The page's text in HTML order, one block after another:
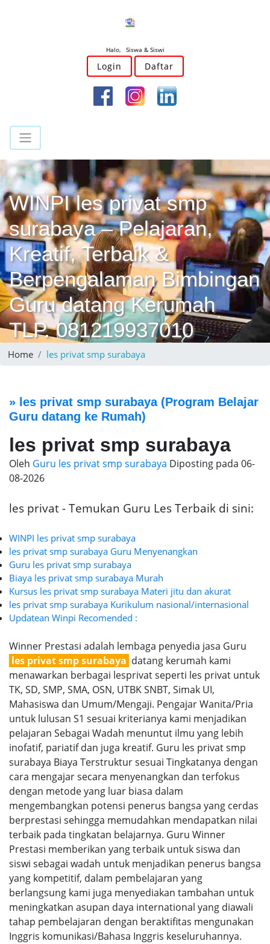
Halo, Siswa & Siswi
Login Daftar
WINPI les privat smp
surabaya – Pelajaran,
Kreatif, Terbaik &
Berpengalaman Bimbingan
Guru datang Kerumah
TLP. 081219937010
Home les privat smp surabaya
» les privat smp surabaya(Program Belajar
Guru datang ke Rumah)
les privat smp surabaya
Oleh Guru les privat smp surabaya Diposting pada 06-
08-2026
les privat - Temukan Guru Les Terbaik di sini:
WINPI les privat smp surabaya
les privat smp surabaya Guru Menyenangkan
Guru les privat smp surabaya
Biaya les privat smp surabaya Murah
Kursus les privat smp surabaya Materi jitu dan akurat
les privat smp surabaya Kurikulum nasional/internasional
Updatean Winpi Recomended :
Winner Prestasi adalah lembaga penyedia jasa Guru
les privat smp surabaya datang kerumah kami
menawarkan berbagai lesprivat seperti les privat untuk
TK, SD, SMP, SMA, OSN, UTBK SNBT, Simak UI,
Mahasiswa dan Umum/Mengaji. Pengajar Wanita/Pria
untuk lulusan S1 sesuai kriterianya kami menjadikan
pelajaran Sebagai Wadah menuntut ilmu yang lebih
inofatif, pariatif dan juga kreatif. Guru les privat smp
surabaya Biaya Terstruktur sesuai Tingkatanya dengan
cara mengajar secara menyenangkan dan terfokus
dengan metode yang luar biasa dalam
mengembangkan potensi penerus bangsa yang cerdas
berprestasi sehingga memudahkan mendapatkan nilai
terbaik pada tingkatan belajarnya. Guru Winner
Prestasi memberikan yang terbaik untuk siswa dan
siswi sebagai wadah untuk menjadikan penerus bangsa
yang kompetitif, dalam pembelajaran yang
berlangsung kami juga menyediakan tambahan untuk
meningkatkan asupan daya international yang diawali
tahap pembelajaran dengan beraktifitas mengunakan
Inggris komunikasi/Bahasa Inggris keseluruhannya.